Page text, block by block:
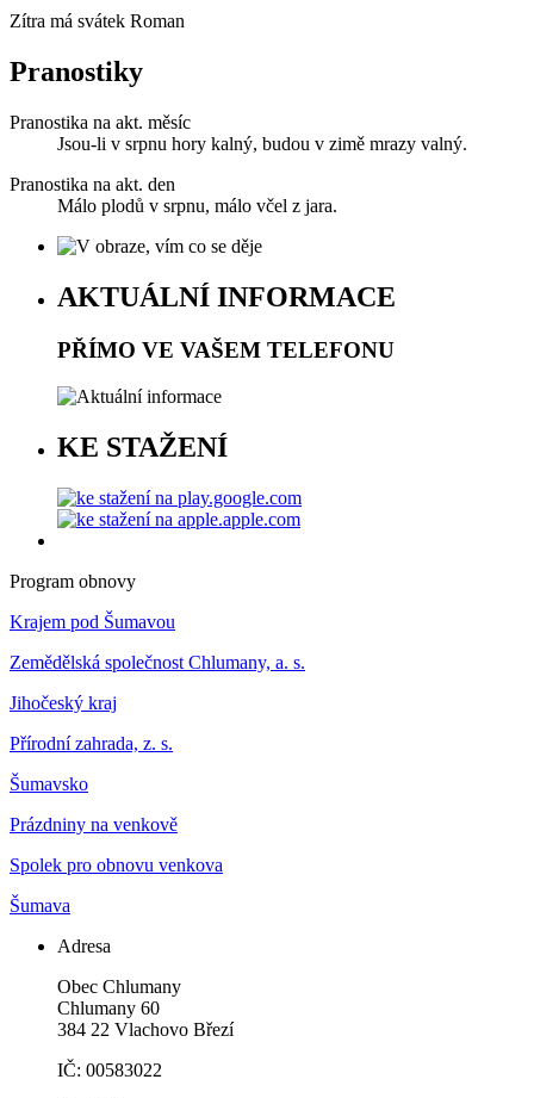
Zítra má svátek Roman
Pranostiky
Pranostika na akt. měsíc
Jsou-li v srpnu hory kalný, budou v zimě mrazy valný.
Pranostika na akt. den
Málo plodů v srpnu, málo včel z jara.
AKTUÁLNÍ INFORMACE
PŘÍMO VE VAŠEM TELEFONU
KE STAŽENÍ
Program obnovy
Krajem pod Šumavou
Zemědělská společnost Chlumany, a. s.
Jihočeský kraj
Přírodní zahrada, z. s.
Šumavsko
Prázdniny na venkově
Spolek pro obnovu venkova
Šumava
Adresa
Obec Chlumany
Chlumany 60
384 22 Vlachovo Březí
IČ: 00583022